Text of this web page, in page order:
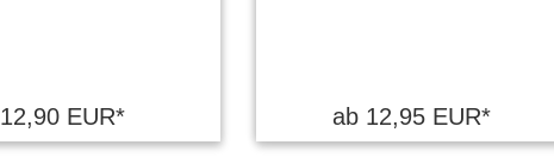
12,90 EUR* ab 12,95 EUR*